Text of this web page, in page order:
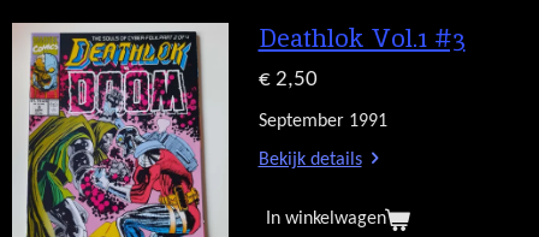
Deathlok Vol.1 #3
€ 2,50
September 1991
Bekijk details
In winkelwagen